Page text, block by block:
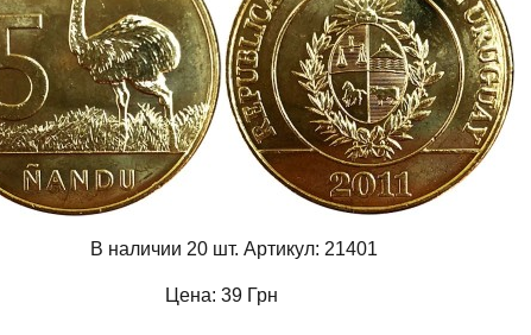
В наличии 20 шт. Артикул: 21401
Цена: 39 Грн